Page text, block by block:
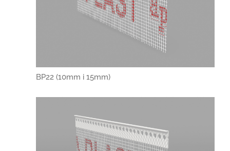
BP22 (10mm i 15mm)